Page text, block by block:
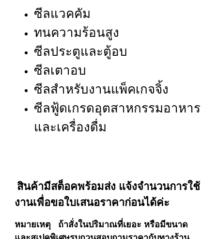
ซีลแวคคัม
ทนความร้อนสูง
ซีลประตูและตู้อบ
ซีลเตาอบ
ซีลสำหรับงานแพ็คเกจจิ้ง
ซีลฟู้ดเกรดอุตสาหกรรมอาหาร
และเครื่องดื่ม
สินค้ามีสต็อคพร้อมส่ง แจ้งจำนวนการใช้
งานเพื่อขอใบเสนอราคาก่อนได้ค่ะ
หมายเหตุ ถ้าสั่งในปริมาณที่เยอะ หรือมีขนาด